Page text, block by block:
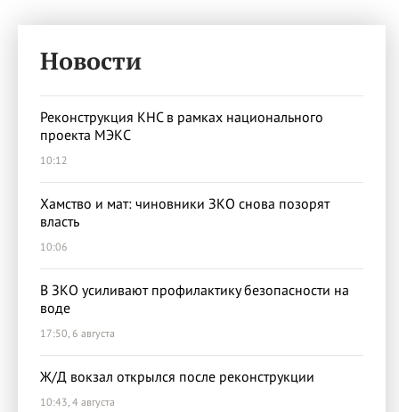
Новости
Реконструкция КНС в рамках национального
проекта МЭКС
10:12
Хамство и мат: чиновники ЗКО снова позорят
власть
10:06
В ЗКО усиливают профилактику безопасности на
воде
17:50, 6 августа
Ж/Д вокзал открылся после реконструкции
10:43, 4 августа